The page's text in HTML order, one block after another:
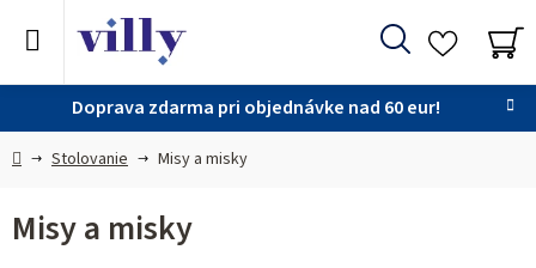
Doprava zdarma pri objednávke nad 60 eur!
Hľadať
DomovStolovanie Misy a misky
Misy a misky